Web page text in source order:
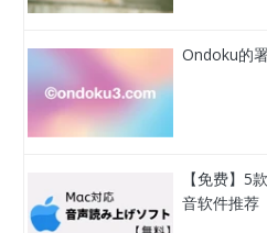
Ondoku的
【免费】5
音软件推荐